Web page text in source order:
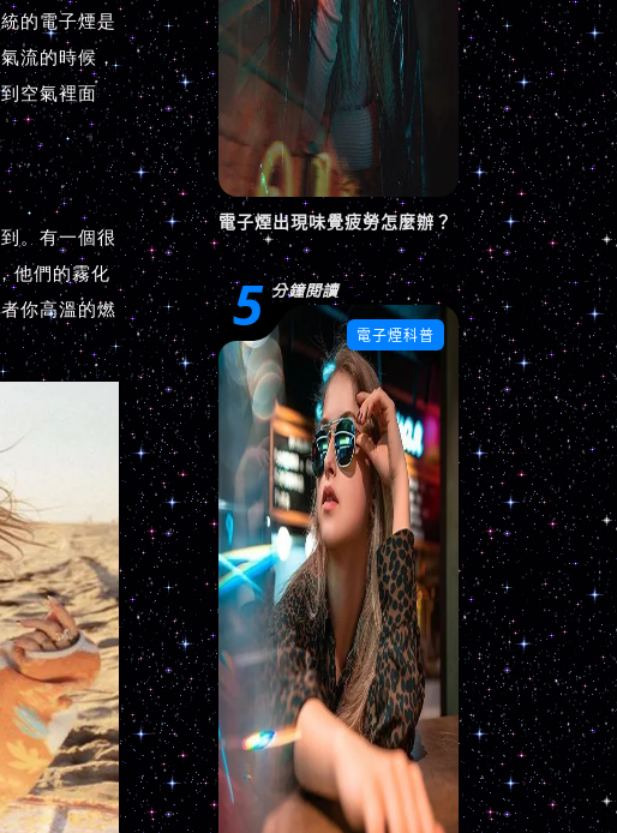
電子煙出現味覺疲勞怎麼辦？
5 分鐘閱讀 
電子煙科普